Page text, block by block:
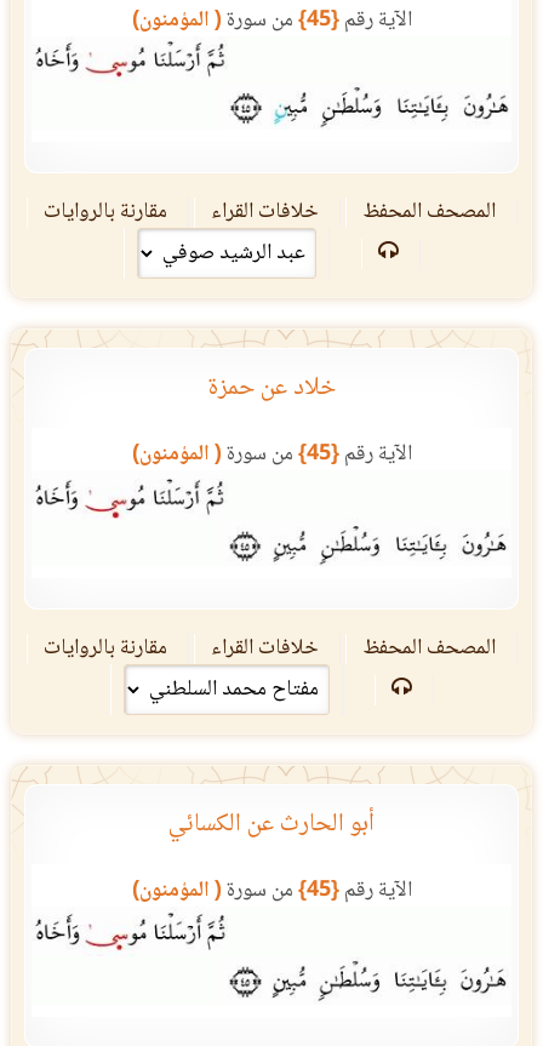
الآية رقم{45} من سورة( المؤمنون)
المصحف المحفظ خلافات القراء مقارنة بالروايات
خلاد عن حمزة
الآية رقم{45} من سورة( المؤمنون)
المصحف المحفظ خلافات القراء مقارنة بالروايات
أبو الحارث عن الكسائي
الآية رقم{45} من سورة( المؤمنون)